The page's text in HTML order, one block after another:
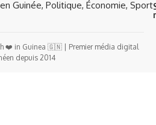
❤️ in Guinea 🇬🇳 | Premier média digital
depuis 2014